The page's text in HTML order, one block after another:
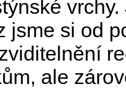
jsme si od
ale